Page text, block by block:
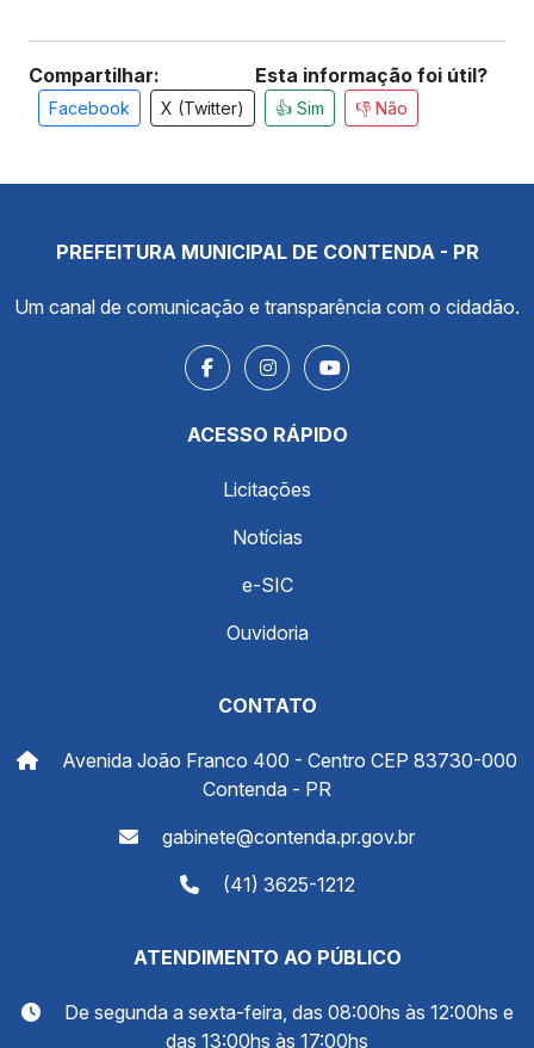
Compartilhar:
Facebook X (Twitter)
Esta informação foi útil?
👍 Sim 👎 Não
PREFEITURA MUNICIPAL DE CONTENDA - PR
Um canal de comunicação e transparência com o cidadão.
ACESSO RÁPIDO
Licitações
Notícias
e-SIC
Ouvidoria
CONTATO
Avenida João Franco 400 - Centro CEP 83730-000
Contenda - PR
gabinete@contenda.pr.gov.br
(41) 3625-1212
ATENDIMENTO AO PÚBLICO
De segunda a sexta-feira, das 08:00hs às 12:00hs e
das 13:00hs às 17:00hs